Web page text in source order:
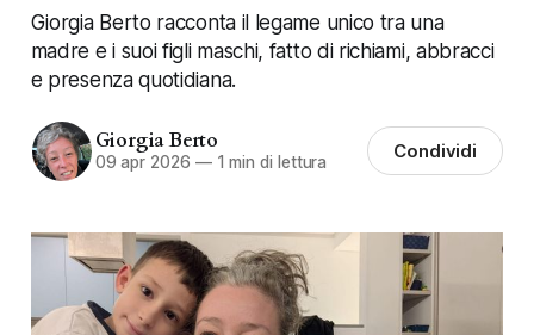
Giorgia Berto racconta il legame unico tra una
madre e i suoi figli maschi, fatto di richiami, abbracci
e presenza quotidiana.
Giorgia Berto
09 apr 2026 —1 min di lettura Condividi